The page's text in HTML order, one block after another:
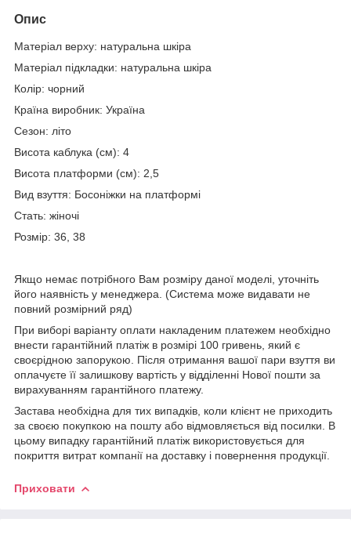
Опис
Матеріал верху: натуральна шкіра
Матеріал підкладки: натуральна шкіра
Колір: чорний
Країна виробник: Україна
Сезон: літо
Висота каблука (см): 4
Висота платформи (см): 2,5
Вид взуття: Босоніжки на платформі
Стать: жіночі
Розмір: 36, 38
Якщо немає потрібного Вам розміру даної моделі, уточніть
його наявність у менеджера. (Система може видавати не
повний розмірний ряд)
При виборі варіанту оплати накладеним платежем необхідно
внести гарантійний платіж в розмірі 100 гривень, який є
своєрідною запорукою. Після отримання вашої пари взуття ви
оплачуєте її залишкову вартість у відділенні Нової пошти за
вирахуванням гарантійного платежу.
Застава необхідна для тих випадків, коли клієнт не приходить
за своєю покупкою на пошту або відмовляється від посилки. В
цьому випадку гарантійний платіж використовується для
покриття витрат компанії на доставку і повернення продукції.
Приховати